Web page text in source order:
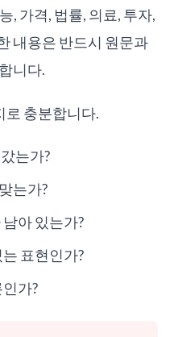
, 가격, 법률, 의료, 투자,
내용은 반드시 원문과
니다.
로 충분합니다.
는가?
는가?
아 있는가?
표현인가?
가?